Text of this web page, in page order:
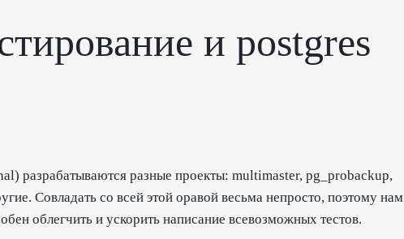
и postgres
разрабатываются разные проекты: multimaster, pg_probackup,
Совладать со всей этой оравой весьма непросто, поэтому нам
облегчить и ускорить написание всевозможных тестов.